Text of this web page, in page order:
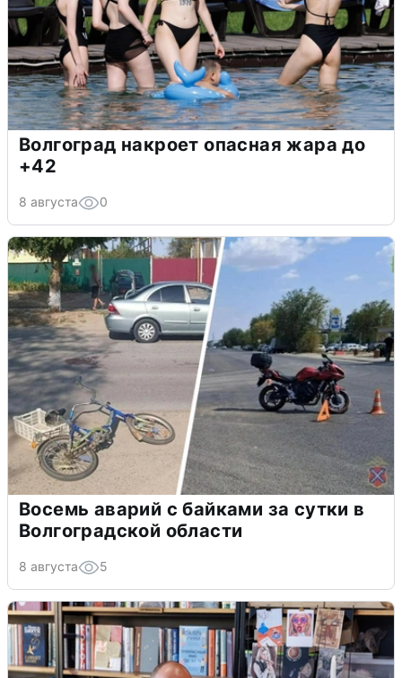
Волгоград накроет опасная жара до
+42
8 августа 0
Восемь аварий с байками за сутки в
Волгоградской области
8 августа 5